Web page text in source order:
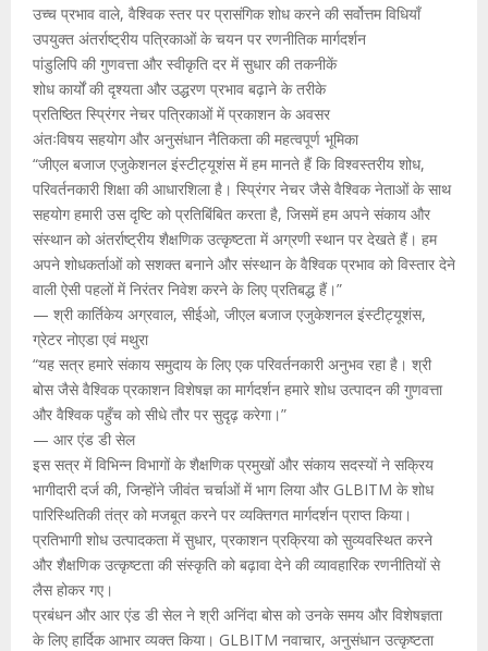
उच्च प्रभाव वाले, वैश्विक स्तर पर प्रासंगिक शोध करने की सर्वोत्तम विधियाँ
उपयुक्त अंतर्राष्ट्रीय पत्रिकाओं के चयन पर रणनीतिक मार्गदर्शन
पांडुलिपि की गुणवत्ता और स्वीकृति दर में सुधार की तकनीकें
शोध कार्यों की दृश्यता और उद्धरण प्रभाव बढ़ाने के तरीके
प्रतिष्ठित स्प्रिंगर नेचर पत्रिकाओं में प्रकाशन के अवसर
अंतःविषय सहयोग और अनुसंधान नैतिकता की महत्वपूर्ण भूमिका
“जीएल बजाज एजुकेशनल इंस्टीट्यूशंस में हम मानते हैं कि विश्वस्तरीय शोध,
परिवर्तनकारी शिक्षा की आधारशिला है। स्प्रिंगर नेचर जैसे वैश्विक नेताओं के साथ
सहयोग हमारी उस दृष्टि को प्रतिबिंबित करता है, जिसमें हम अपने संकाय और
संस्थान को अंतर्राष्ट्रीय शैक्षणिक उत्कृष्टता में अग्रणी स्थान पर देखते हैं। हम
अपने शोधकर्ताओं को सशक्त बनाने और संस्थान के वैश्विक प्रभाव को विस्तार देने
वाली ऐसी पहलों में निरंतर निवेश करने के लिए प्रतिबद्ध हैं।”
— श्री कार्तिकेय अग्रवाल, सीईओ, जीएल बजाज एजुकेशनल इंस्टीट्यूशंस,
ग्रेटर नोएडा एवं मथुरा
“यह सत्र हमारे संकाय समुदाय के लिए एक परिवर्तनकारी अनुभव रहा है। श्री
बोस जैसे वैश्विक प्रकाशन विशेषज्ञ का मार्गदर्शन हमारे शोध उत्पादन की गुणवत्ता
और वैश्विक पहुँच को सीधे तौर पर सुदृढ़ करेगा।”
— आर एंड डी सेल
इस सत्र में विभिन्न विभागों के शैक्षणिक प्रमुखों और संकाय सदस्यों ने सक्रिय
भागीदारी दर्ज की, जिन्होंने जीवंत चर्चाओं में भाग लिया और GLBITM के शोध
पारिस्थितिकी तंत्र को मजबूत करने पर व्यक्तिगत मार्गदर्शन प्राप्त किया।
प्रतिभागी शोध उत्पादकता में सुधार, प्रकाशन प्रक्रिया को सुव्यवस्थित करने
और शैक्षणिक उत्कृष्टता की संस्कृति को बढ़ावा देने की व्यावहारिक रणनीतियों से
लैस होकर गए।
प्रबंधन और आर एंड डी सेल ने श्री अनिंदा बोस को उनके समय और विशेषज्ञता
के लिए हार्दिक आभार व्यक्त किया। GLBITM नवाचार, अनुसंधान उत्कृष्टता